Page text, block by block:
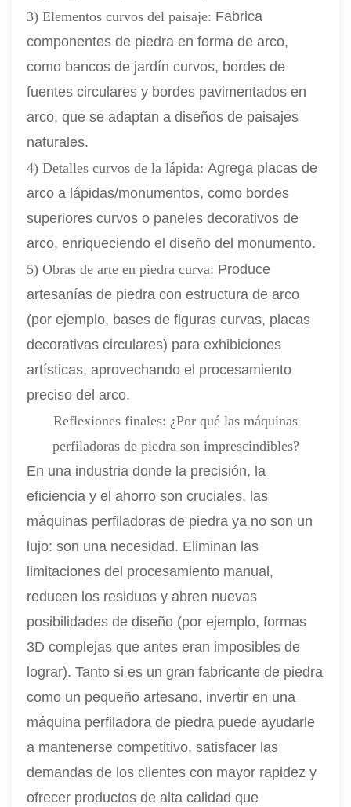
3) Elementos curvos del paisaje: Fabrica
componentes de piedra en forma de arco,
como bancos de jardín curvos, bordes de
fuentes circulares y bordes pavimentados en
arco, que se adaptan a diseños de paisajes
naturales.
4) Detalles curvos de la lápida:Agrega placas de
arco a lápidas/monumentos, como bordes
superiores curvos o paneles decorativos de
arco, enriqueciendo el diseño del monumento.
5) Obras de arte en piedra curva: Produce
artesanías de piedra con estructura de arco
(por ejemplo, bases de figuras curvas, placas
decorativas circulares) para exhibiciones
artísticas, aprovechando el procesamiento
preciso del arco.
Reflexiones finales: ¿Por qué las máquinas
perfiladoras de piedra son imprescindibles?
En una industria donde la precisión, la
eficiencia y el ahorro son cruciales, las
máquinas perfiladoras de piedra ya no son un
lujo: son una necesidad. Eliminan las
limitaciones del procesamiento manual,
reducen los residuos y abren nuevas
posibilidades de diseño (por ejemplo, formas
3D complejas que antes eran imposibles de
lograr). Tanto si es un gran fabricante de piedra
como un pequeño artesano, invertir en una
máquina perfiladora de piedra puede ayudarle
a mantenerse competitivo, satisfacer las
demandas de los clientes con mayor rapidez y
ofrecer productos de alta calidad que